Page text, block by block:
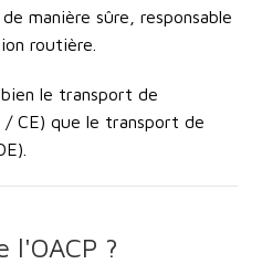
manière sûre, responsable
routière.
le transport de
/ CE) que le transport de
l'OACP ?